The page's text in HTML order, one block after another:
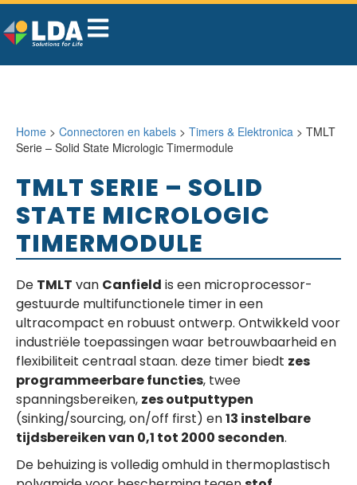
Home > Connectoren en kabels > Timers & Elektronica > TMLT
Serie – Solid State Micrologic Timermodule
TMLT SERIE – SOLID
STATE MICROLOGIC
TIMERMODULE
De TMLT van Canfield is een microprocessor-
gestuurde multifunctionele timer in een
ultracompact en robuust ontwerp. Ontwikkeld voor
industriële toepassingen waar betrouwbaarheid en
flexibiliteit centraal staan. deze timer biedt zes
programmeerbare functies, twee
spanningsbereiken, zes outputtypen
(sinking/sourcing, on/off first) en13 instelbare
tijdsbereiken van 0,1 tot 2000 seconden.
De behuizing is volledig omhuld in thermoplastisch